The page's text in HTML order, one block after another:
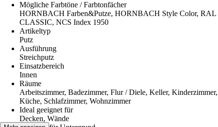
Mögliche Farbtöne / Farbtonfächer
HORNBACH Farben&Putze, HORNBACH Style Color, RAL
CLASSIC, NCS Index 1950
Artikeltyp
Putz
Ausführung
Streichputz
Einsatzbereich
Innen
Räume
Arbeitszimmer, Badezimmer, Flur / Diele, Keller, Kinderzimmer,
Küche, Schlafzimmer, Wohnzimmer
Ideal geeignet für
Decken, Wände